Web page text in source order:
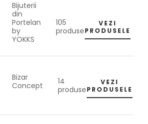
Bijuterii
din
Portelan
by
YOKKS
105
produse
VEZI
PRODUSELE
Bizar
Concept
14
produse
VEZI
PRODUSELE